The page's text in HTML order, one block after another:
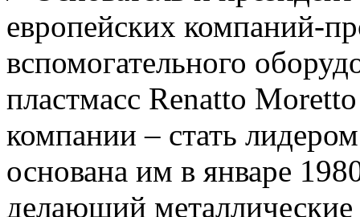
европейских компаний-
вспомогательного
пластмасс Renatto
компании – стать
основана им в январе
делающий